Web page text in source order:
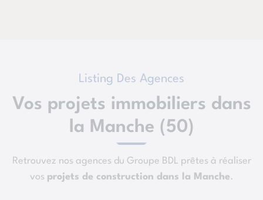
Listing Des Agences
Vos projets immobiliers dans
la Manche (50)
Retrouvez nos agences du Groupe BDL prêtes à réaliser
vos projets de construction dans la Manche.